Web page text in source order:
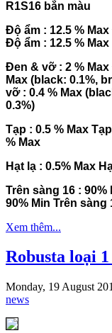
R1S16 bắn màu
Độ ẩm : 12.5 % Max
Độ ẩm : 12.5 % Max
Đen & vỡ : 2 % Max
Max (black: 0.1%,
vỡ : 0.4 % Max
0.3%)
Tạp : 0.5 % Max
% Max
Hạt lạ : 0.5% Max
Trên sàng 16 : 90%
90% Min Trên sàng
Xem thêm...
Robusta loại 1
Monday, 19 August
news